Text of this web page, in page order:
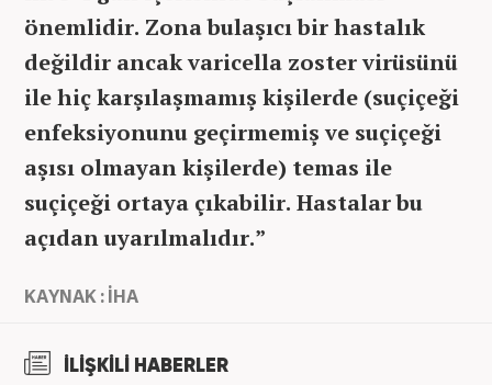
önemlidir. Zona bulaşıcı bir hastalık
değildir ancak varicella zoster virüsünü
ile hiç karşılaşmamış kişilerde (suçiçeği
enfeksiyonunu geçirmemiş ve suçiçeği
aşısı olmayan kişilerde) temas ile
suçiçeği ortaya çıkabilir. Hastalar bu
açıdan uyarılmalıdır.”
KAYNAK : İHA
İLİŞKİLİ HABERLER